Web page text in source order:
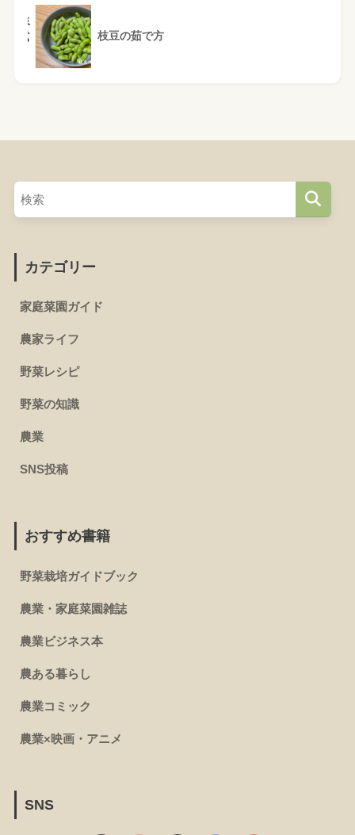
枝豆の茹で方
カテゴリー
家庭菜園ガイド
農家ライフ
野菜レシピ
野菜の知識
農業
SNS投稿
おすすめ書籍
野菜栽培ガイドブック
農業・家庭菜園雑誌
農業ビジネス本
農ある暮らし
農業コミック
農業×映画・アニメ
SNS